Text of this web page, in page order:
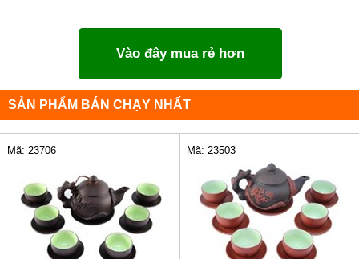
Vào đây mua rẻ hơn
SẢN PHẨM BÁN CHẠY NHẤT
Mã: 23706 Mã: 23503